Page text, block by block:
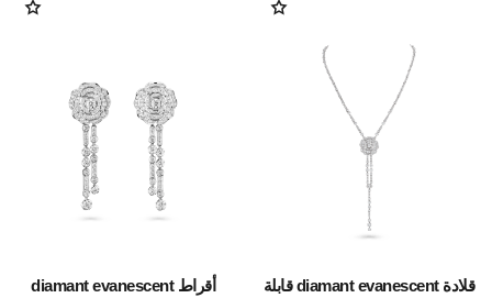
قلادة diamant evanescent قابلة
أقراط diamant evanescent